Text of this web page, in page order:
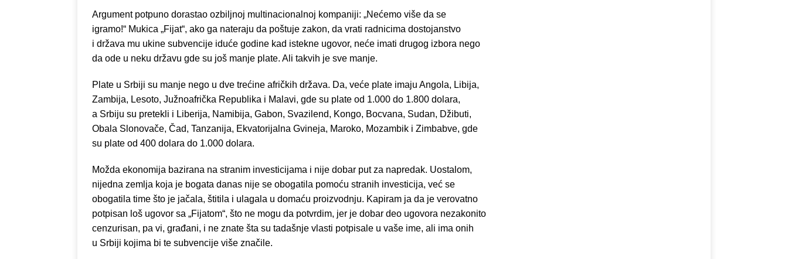
Argument potpuno dorastao ozbiljnoj multinacionalnoj kompaniji: „Nećemo više da se
igramo!“ Mukica „Fijat“, ako ga nateraju da poštuje zakon, da vrati radnicima dostojanstvo
i država mu ukine subvencije iduće godine kad istekne ugovor, neće imati drugog izbora nego
da ode u neku državu gde su još manje plate. Ali takvih je sve manje.
Plate u Srbiji su manje nego u dve trećine afričkih država. Da, veće plate imaju Angola, Libija,
Zambija, Lesoto, Južnoafrička Republika i Malavi, gde su plate od 1.000 do 1.800 dolara,
a Srbiju su pretekli i Liberija, Namibija, Gabon, Svazilend, Kongo, Bocvana, Sudan, Džibuti,
Obala Slonovače, Čad, Tanzanija, Ekvatorijalna Gvineja, Maroko, Mozambik i Zimbabve, gde
su plate od 400 dolara do 1.000 dolara.
Možda ekonomija bazirana na stranim investicijama i nije dobar put za napredak. Uostalom,
nijedna zemlja koja je bogata danas nije se obogatila pomoću stranih investicija, već se
obogatila time što je jačala, štitila i ulagala u domaću proizvodnju. Kapiram ja da je verovatno
potpisan loš ugovor sa „Fijatom“, što ne mogu da potvrdim, jer je dobar deo ugovora nezakonito
cenzurisan, pa vi, građani, i ne znate šta su tadašnje vlasti potpisale u vaše ime, ali ima onih
u Srbiji kojima bi te subvencije više značile.